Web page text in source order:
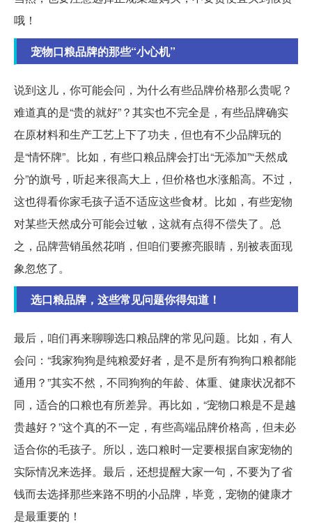
哦！
宠物口粮品牌的那些“小心机”
说到这儿，你可能会问，为什么有些品牌价格那么贵呢？
难道真的是“贵的就好”？其实也不完全是，有些品牌确实
在原材料和生产工艺上下了功夫，但也有不少品牌玩的
是“情怀牌”。比如，有些口粮品牌会打出“无添加”“天然成
分”的旗号，听起来很高大上，但价格也水涨船高。不过，
这也得看你家毛孩子适不适应这些食材。比如，有些宠物
对某些天然成分可能会过敏，这就有点得不偿失了。总
之，品牌营销虽然花哨，但咱们要擦亮眼睛，别被表面现
象忽悠了。
选口粮品牌，这些常见问题你得知道！
最后，咱们再来聊聊选口粮品牌的常见问题。比如，有人
会问：“我家狗狗是纯粮爱好者，是不是所有狗狗口粮都能
通用？”其实不然，不同狗狗的年龄、体重、健康状况都不
同，适合的口粮也有所差异。再比如，“宠物口粮是不是越
贵越好？”这个真的不一定，有些高端品牌价格高，但未必
适合你的毛孩子。所以，选口粮时一定要根据自家宠物的
实际情况来选择。最后，还想提醒大家一句，不要为了省
钱而去选择那些来路不明的小品牌，毕竟，宠物的健康才
是最重要的！